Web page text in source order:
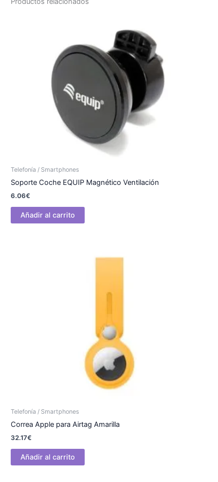
Telefonía / Smartphones
Soporte Coche EQUIP Magnético Ventilación
6.06€
Añadir al carrito
Telefonía / Smartphones
Correa Apple para Airtag Amarilla
32.17€
Añadir al carrito